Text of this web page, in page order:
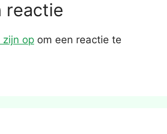
reactie
zijn op om een reactie te